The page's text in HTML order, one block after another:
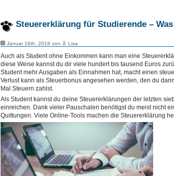
Steuererklärung für Studierende –
Januar 16th, 2018 von Lisa
Auch als Student ohne Einkommen kann man eine
diese Weise kannst du dir viele hundert bis tausend Euros
Student mehr Ausgaben als Einnahmen hat, macht einen
Verlust kann als Steuerbonus angesehen werden, den du
Mal Steuern zahlst.
Als Student kannst du deine Steuererklärungen der letzten
einreichen. Dank vieler Pauschalen benötigst du meist nicht
Quittungen. Viele Online-Tools machen die Steuererklärung